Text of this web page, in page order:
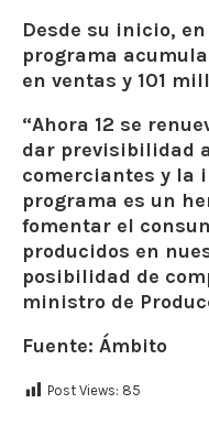
Desde su inicio,
programa acumula
en ventas y 101
“Ahora 12 se
dar previsibilidad
comerciantes y la
programa es un
fomentar el
producidos en
posibilidad de
ministro de
Fuente: Ámbito
Post Views: 85